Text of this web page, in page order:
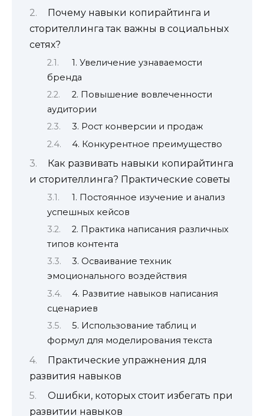
Почему навыки копирайтинга и
сторителлинга так важны в социальных
сетях?
1. Увеличение узнаваемости
бренда
2. Повышение вовлеченности
аудитории
3. Рост конверсии и продаж
4. Конкурентное преимущество
Как развивать навыки копирайтинга
и сторителлинга? Практические советы
1. Постоянное изучение и анализ
успешных кейсов
2. Практика написания различных
типов контента
3. Осваивание техник
эмоционального воздействия
4. Развитие навыков написания
сценариев
5. Использование таблиц и
формул для моделирования текста
Практические упражнения для
развития навыков
Ошибки, которых стоит избегать при
развитии навыков